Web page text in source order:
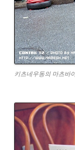
키츠네우동의 마츠바